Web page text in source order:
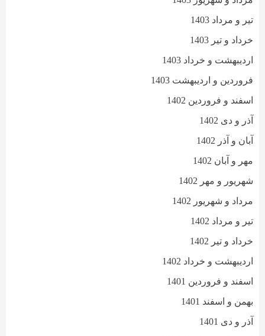
تیر و مرداد 1403
خرداد و تیر 1403
اردیبهشت و خرداد 1403
فروردین و اردیبهشت 1403
اسفند و فروردین 1402
آذر و دی 1402
آبان و آذر 1402
مهر و آبان 1402
شهریور و مهر 1402
مرداد و شهریور 1402
تیر و مرداد 1402
خرداد و تیر 1402
اردیبهشت و خرداد 1402
اسفند و فروردین 1401
بهمن و اسفند 1401
آذر و دی 1401